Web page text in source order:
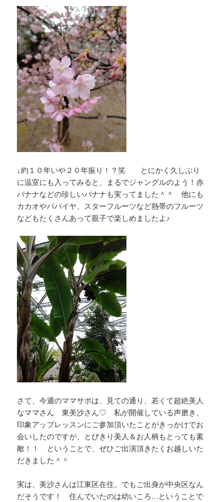
↓約１０年いや２０年振り！？笑 とにかく久しぶり
に温室にも入ってみると、まるでジャングルのよう！赤
バナナなどの珍しいバナナも実ってました＾＾ 他にも
カカオやパパイヤ、スターフルーツなど熱帯のフルーツ
などもたくさんあって親子で楽しめましたよ♪
さて、今週のママサポは、見ての通り、若くて超絶美人
なママさん 東美沙さん♡ 私が開催している声磨き、
印象アップレッスンにご参加頂いたことがきっかけでお
会いしたのですが、とびきり美人＆お人柄もとっても素
敵！！ ということで、ぜひご出演頂きたくお越しいた
だきました＾＾
実は、美沙さんは江東区在住。でもご出身が中央区なん
だそうです！ 住んでいたのは幼いころ…ということで